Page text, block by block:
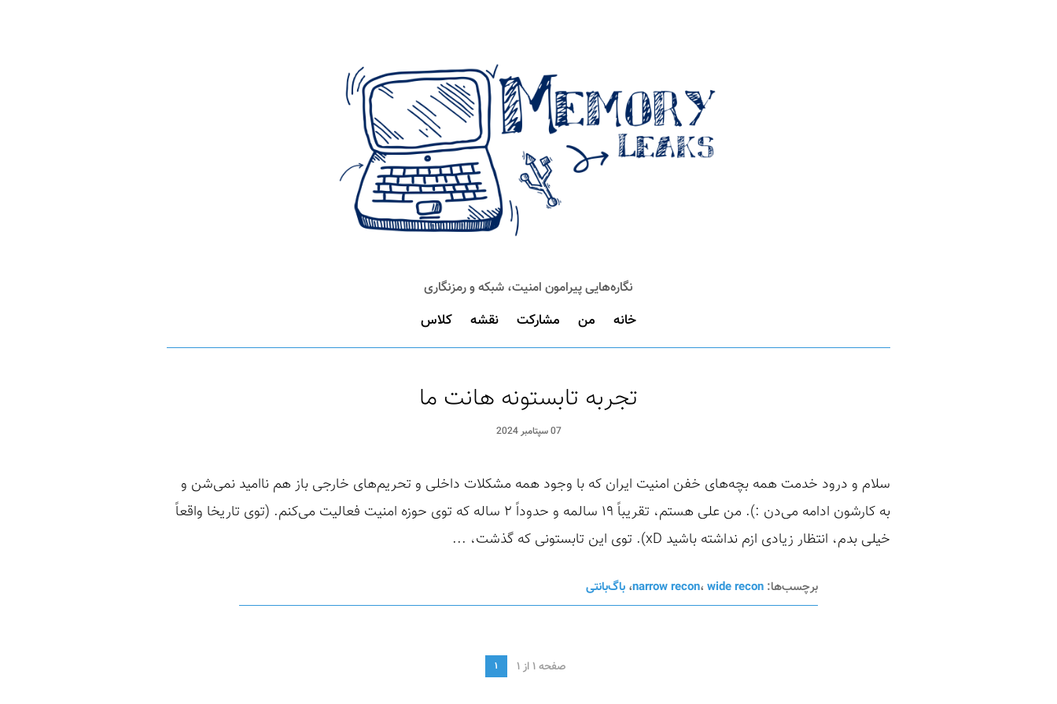
نگاره‌هایی پیرامون امنیت، شبکه و رمزنگاری
خانه من مشارکت نقشه کلاس
تجربه تابستونه هانت ما
07 سپتامبر 2024
سلام و درود خدمت همه بچه‌های خفن امنیت ایران که با وجود همه مشکلات داخلی و تحریم‌های خارجی باز هم ناامید نمی‌شن و
به کارشون ادامه می‌دن :). من علی هستم، تقریباً ۱۹ سالمه و حدوداً ۲ ساله که توی حوزه امنیت فعالیت می‌کنم. (توی تاریخا واقعاً
خیلی بدم، انتظار زیادی ازم نداشته باشید xD). توی این تابستونی که گذشت، ...
برچسب‌ها: narrow recon، wide recon ، باگ‌بانتی
صفحه 1 از 1 1